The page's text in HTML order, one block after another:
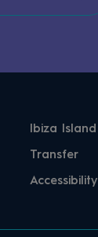
Ibiza Island
Transfer
Accessibility